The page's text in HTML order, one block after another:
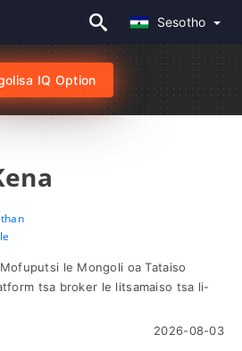
Sesotho
IQ Option
le Mongoli oa Tataiso
tsa broker le litsamaiso tsa li-
2026-08-03